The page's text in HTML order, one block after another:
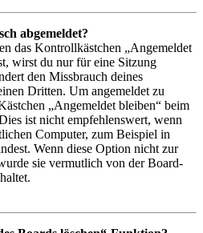
abgemeldet?
das Kontrollkästchen „Angemeldet
wirst du nur für eine Sitzung
den Missbrauch deines
Dritten. Um angemeldet zu
„Angemeldet bleiben“ beim
ist nicht empfehlenswert, wenn
Computer, zum Beispiel in
Wenn diese Option nicht zur
sie vermutlich von der Board-